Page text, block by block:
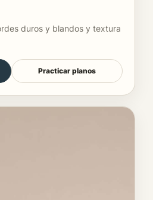
duros y blandos y textura
Practicar planos